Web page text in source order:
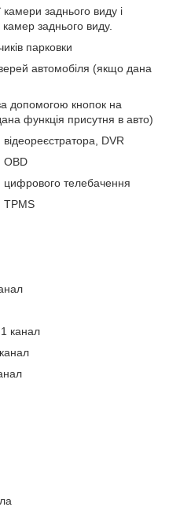
камери заднього виду і
камер заднього виду.
парковки
автомобіля (якщо дана
допомогою кнопок на
функція присутня в авто)
DVR
OBD
цифрового телебачення
TPMS
канал